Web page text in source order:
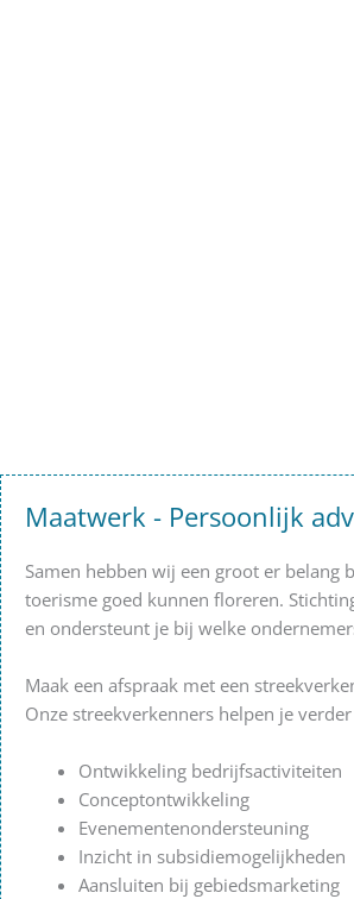
Maatwerk - Persoonlijk
Samen hebben wij een groot er belang
toerisme goed kunnen floreren.
en ondersteunt je bij welke
Maak een afspraak met een
Onze streekverkenners helpen je
Ontwikkeling bedrijfsactiviteiten
Conceptontwikkeling
Evenementenondersteuning
Inzicht in subsidiemogelijkheden
Aansluiten bij gebiedsmarketing